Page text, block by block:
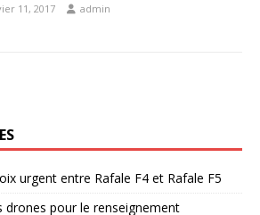
11, 2017 admin
urgent entre Rafale F4 et Rafale F5
drones pour le renseignement